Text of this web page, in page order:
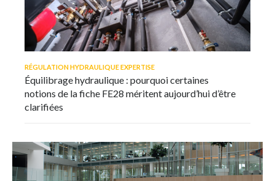
RÉGULATION HYDRAULIQUE EXPERTISE
Équilibrage hydraulique : pourquoi certaines
notions de la fiche FE28 méritent aujourd’hui d’être
clarifiées